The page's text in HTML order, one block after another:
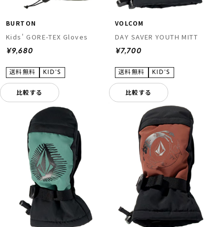
BURTON
Kids' GORE-TEX Gloves
¥9,680
比較する
VOLCOM
DAY SAVER YOUTH MITT
¥7,700
比較する